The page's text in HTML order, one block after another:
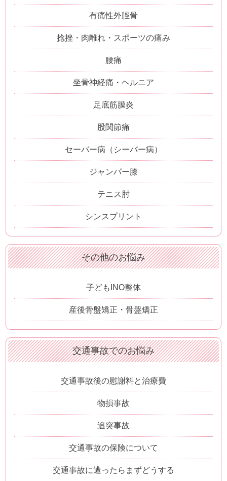
有痛性外脛骨
捻挫・肉離れ・スポーツの痛み
腰痛
坐骨神経痛・ヘルニア
足底筋膜炎
股関節痛
セーバー病（シーバー病）
ジャンパー膝
テニス肘
シンスプリント
その他のお悩み
子どもINO整体
産後骨盤矯正・骨盤矯正
交通事故でのお悩み
交通事故後の慰謝料と治療費
物損事故
追突事故
交通事故の保険について
交通事故に遭ったらまずどうする